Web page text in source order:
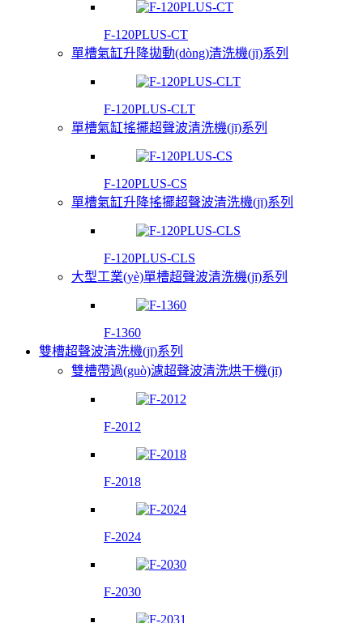
F-120PLUS-CT
單槽氣缸升降拋動(dòng)清洗機(jī)系列
F-120PLUS-CLT
單槽氣缸搖擺超聲波清洗機(jī)系列
F-120PLUS-CS
單槽氣缸升降搖擺超聲波清洗機(jī)系列
F-120PLUS-CLS
大型工業(yè)單槽超聲波清洗機(jī)系列
F-1360
雙槽超聲波清洗機(jī)系列
雙槽帶過(guò)濾超聲波清洗烘干機(jī)
F-2012
F-2018
F-2024
F-2030